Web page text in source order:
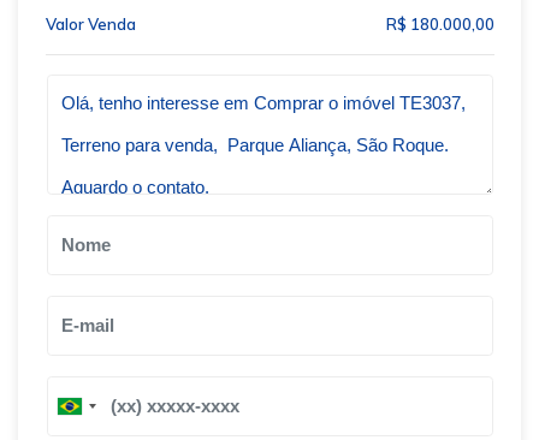
Valor Venda R$ 180.000,00
B